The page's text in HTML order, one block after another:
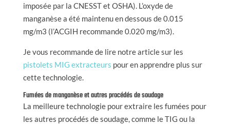
imposée par la CNESST et OSHA). L’oxyde de
manganèse a été maintenu en dessous de 0.015
mg/m3 (l’ACGIH recommande 0.020 mg/m3).
Je vous recommande de lire notre article sur les
pistolets MIG extracteurs pour en apprendre plus sur
cette technologie.
Fumées de manganèse et autres procédés de soudage
La meilleure technologie pour extraire les fumées pour
les autres procédés de soudage, comme le TIG ou la